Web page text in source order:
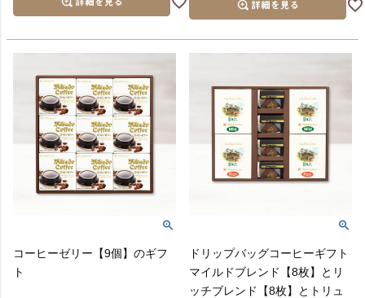
コーヒーゼリー【9個】のギフ
ト
ドリップバッグコーヒーギフト
マイルドブレンド【8枚】とリ
ッチブレンド【8枚】とトリュ